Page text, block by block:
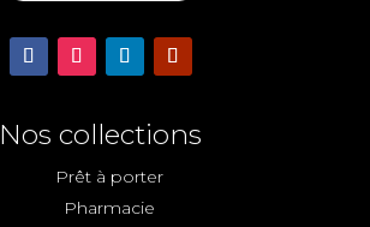
Nos collections
Prêt à porter
Pharmacie